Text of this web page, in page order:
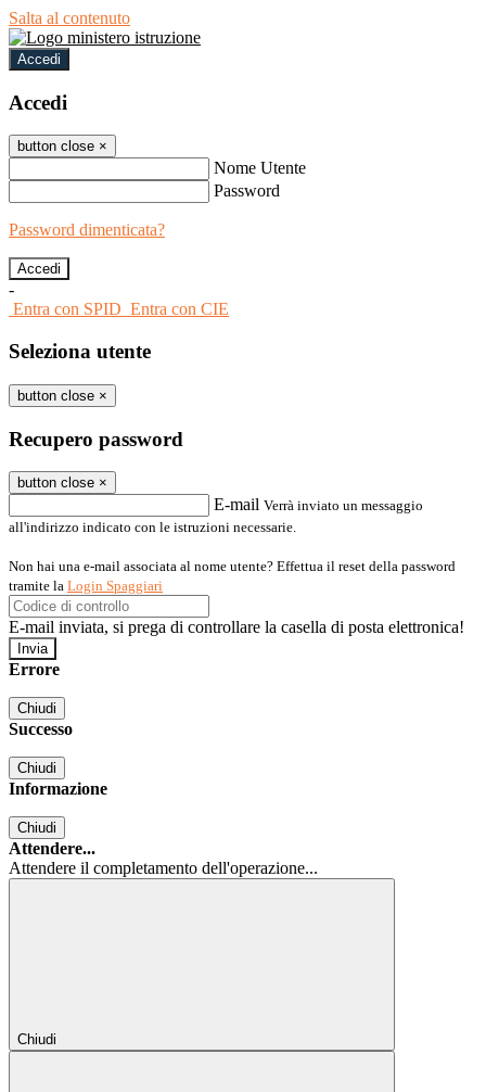
Salta al contenuto
Accedi
Accedi
button close ×
Nome Utente
Password
Password dimenticata?
-
Entra con SPID Entra con CIE
Seleziona utente
button close ×
Recupero password
button close ×
E-mail Verrà inviato un messaggio
all'indirizzo indicato con le istruzioni necessarie.
Non hai una e-mail associata al nome utente? Effettua il reset della password
tramite la Login Spaggiari
E-mail inviata, si prega di controllare la casella di posta elettronica!
Errore
Chiudi
Successo
Chiudi
Informazione
Chiudi
Attendere...
Attendere il completamento dell'operazione...
Chiudi